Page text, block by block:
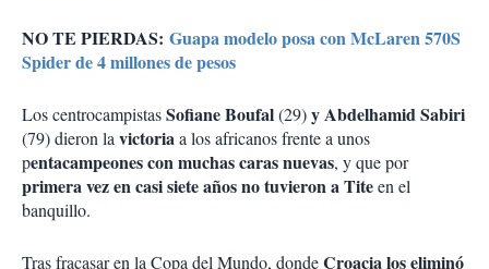
NO TE PIERDAS: Guapa modelo posa con McLaren 570S
Spider de 4 millones de pesos
Los centrocampistasSofiane Boufal(29)y Abdelhamid Sabiri
(79) dieron lavictoriaa los africanos frente a unos
pentacampeones con muchas caras nuevas, y que por
primera vez en casi siete años no tuvieron a Titeen el
banquillo.
Tras fracasar en la Copa del Mundo, dondeCroacia los eliminó